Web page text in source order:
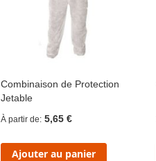
Combinaison de Protection
Jetable
À partir de 5,65 €
Ajouter au panier